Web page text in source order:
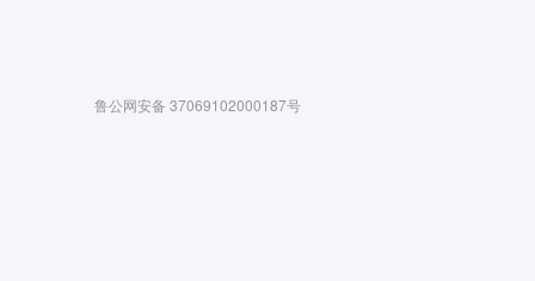
鲁公网安备 37069102000187号